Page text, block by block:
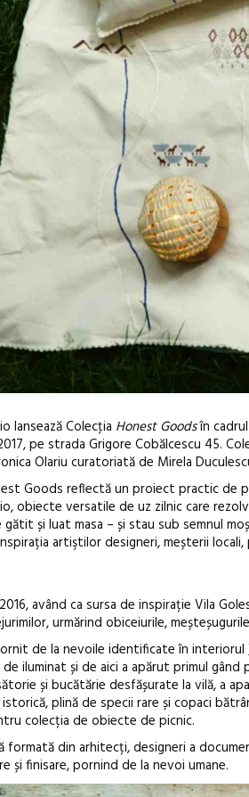
lansează Colecţia Honest Goodsîn cadrul
pe strada Grigore Cobălcescu 45.
Olariu curatoriată de Mirela
Goods reflectă un proiect practic de
obiecte versatile de uz zilnic care
și luat masa – și stau sub semnul
artiştilor designeri, meșterii
având ca sursa de inspirație Vila
urmărind obiceiurile,
de la nevoile identificate în interiorul
iluminat și de aici a apărut primul
și bucătărie desfășurate la vilă, a
plină de specii rare și copaci
colecția de obiecte de picnic.
formată din arhitecți, designeri a
și finisare, pornind de la nevoi umane.